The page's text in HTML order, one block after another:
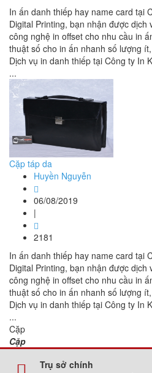
In ấn danh thiếp hay name card tại
Digital Printing, bạn nhận được dịch
công nghệ in offset cho nhu cầu in
thuật số cho in ấn nhanh số lượng
Dịch vụ in danh thiếp tại Công ty In
...
Cặp táp da
Huyền Nguyễn
06/08/2019
|
2181
In ấn danh thiếp hay name card tại
Digital Printing, bạn nhận được dịch
công nghệ in offset cho nhu cầu in
thuật số cho in ấn nhanh số lượng
Dịch vụ in danh thiếp tại Công ty In
...
Cặp
Cặp
Trụ sở chính